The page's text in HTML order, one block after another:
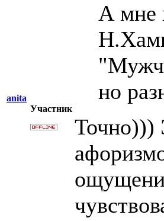
anita
Участник
А мне
но
Точно)))